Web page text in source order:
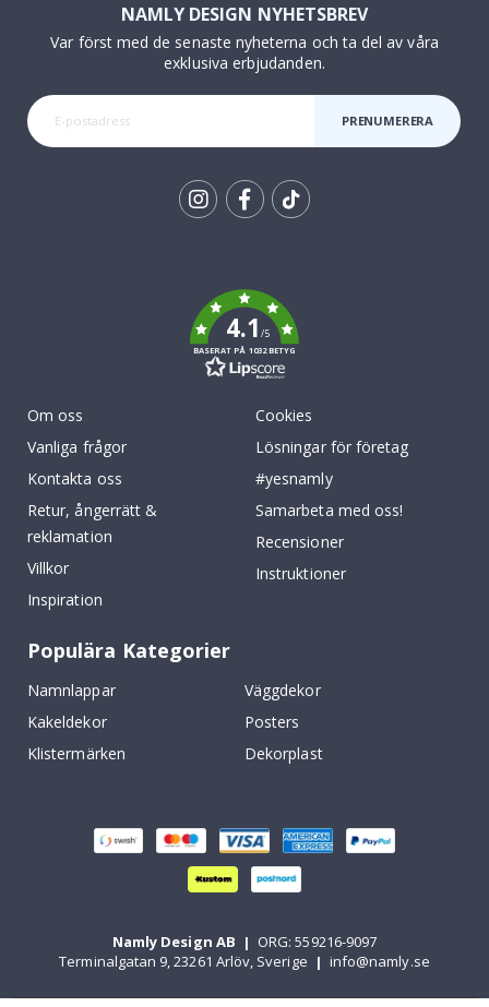
NAMLY DESIGN NYHETSBREV
Var först med de senaste nyheterna och ta del av våra
exklusiva erbjudanden.
PRENUMERERA
4.1/5
BASERAT PÅ 1032 BETYG
Om oss
Vanliga frågor
Kontakta oss
Retur, ångerrätt &
reklamation
Villkor
Inspiration
Cookies
Lösningar för företag
#yesnamly
Samarbeta med oss!
Recensioner
Instruktioner
Populära Kategorier
Namnlappar
Väggdekor
Kakeldekor
Posters
Klistermärken
Dekorplast
Namly Design AB | ORG: 559216-9097
Terminalgatan 9, 23261 Arlöv, Sverige | info@namly.se